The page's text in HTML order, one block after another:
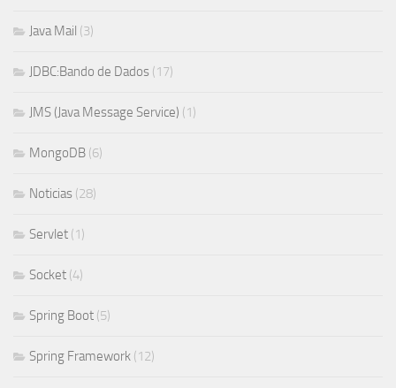
Java Mail (3)
JDBC:Bando de Dados (17)
JMS (Java Message Service) (1)
MongoDB (6)
Noticias (28)
Servlet (1)
Socket (4)
Spring Boot (5)
Spring Framework (12)